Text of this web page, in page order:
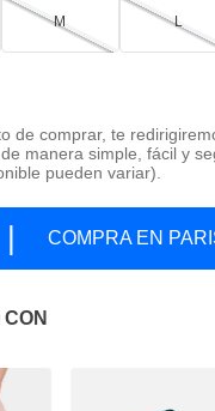
M L
de comprar, te
manera simple, fácil y
pueden variar).
| COMPRA EN